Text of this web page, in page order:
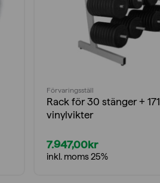
Förvaringsställ
Rack för 30 stänger + 171
vinylvikter
7.947,00kr
inkl. moms 25%